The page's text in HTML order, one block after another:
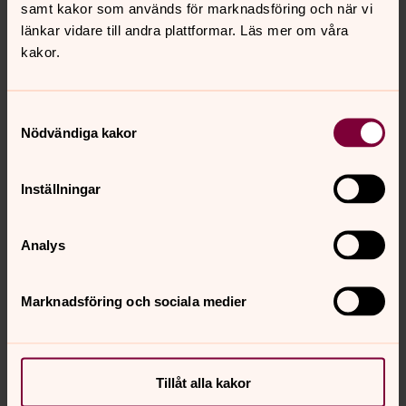
samt kakor som används för marknadsföring och när vi
länkar vidare till andra plattformar. Läs mer om våra
kakor.
Nödvändiga kakor
Inställningar
Analys
Marknadsföring och sociala medier
Tillåt alla kakor
Om tjänsten
Placeringsort: Tanum, Västra Götalands län
Ansök senast 9 augusti
Anställningens omfattning
Publiceringsdatum
Löneform
100%
1 september 2026 eller efter överenskommelse